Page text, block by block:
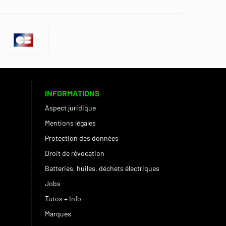
INFORMATIONS
Aspect juridique
Mentions légales
Protection des données
Droit de révocation
Batteries, huiles, déchets électriques
Jobs
Tutos + Info
Marques